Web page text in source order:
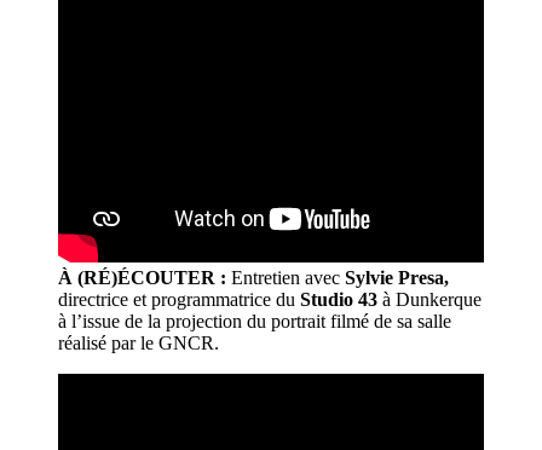
À (RÉ)ÉCOUTER : Entretien avec Sylvie Presa,
directrice et programmatrice du Studio 43 à Dunkerque
à l’issue de la projection du portrait filmé de sa salle
réalisé par le GNCR.